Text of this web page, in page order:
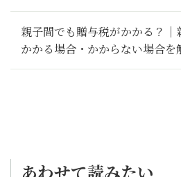
道225】
親子間でも贈与税がかかる？｜
かかる場合・かからない場合を
ぶマネー講座】
あわせて読みたい